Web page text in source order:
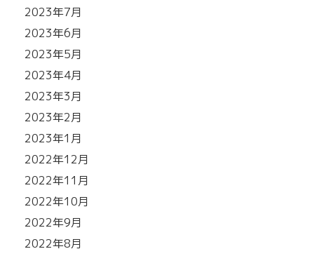
2023年7月
2023年6月
2023年5月
2023年4月
2023年3月
2023年2月
2023年1月
2022年12月
2022年11月
2022年10月
2022年9月
2022年8月